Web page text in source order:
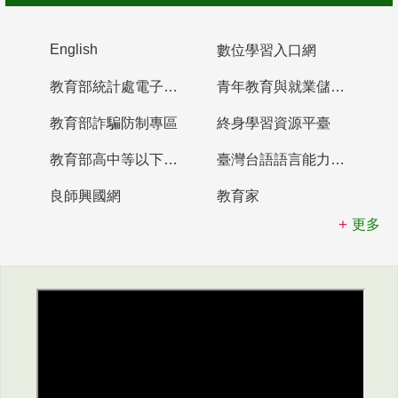
English 數位學習入口網
教育部統計處電子書櫃 青年教育與就業儲蓄帳戶
教育部詐騙防制專區 終身學習資源平臺
教育部高中等以下學校及幼兒園教師資格檢定考試 臺灣台語語言能力認證網站
良師興國網
教育家
更多